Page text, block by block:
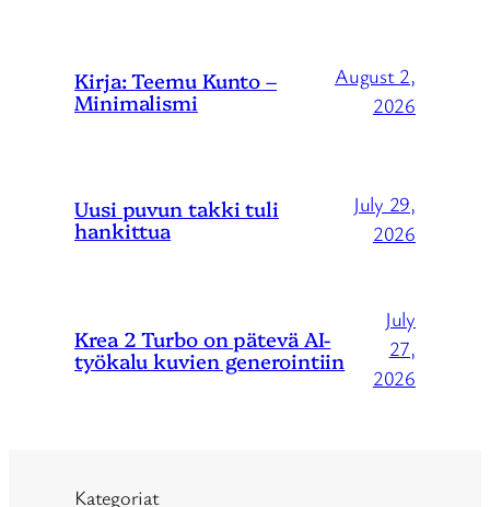
Kirja: Teemu Kunto –
Minimalismi
August 2,
2026
Uusi puvun takki tuli
hankittua
July 29,
2026
Krea 2 Turbo on pätevä AI-
työkalu kuvien generointiin
July
27,
2026
Kategoriat